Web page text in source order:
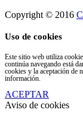
Copyright © 2016
Uso de cookies
Este sitio web utiliza
continúa navegando está
cookies y la aceptación de
información.
ACEPTAR
Aviso de cookies